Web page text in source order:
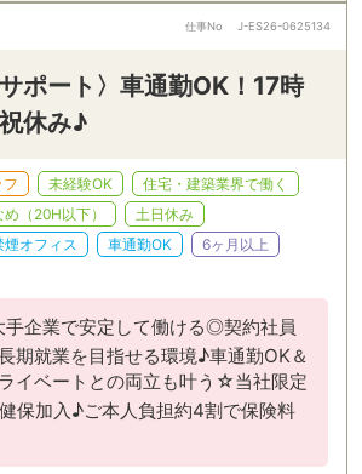
仕事No J-ES26-0625134
サポート〉車通勤OK！17時
休み♪
未経験OK
住宅・建築業界で働く
（20H以下）
土日休み
煙オフィス 車通勤OK 6ヶ月以上
企業で安定して働ける◎契約社員
期就業を目指せる環境♪車通勤OK＆
イベートとの両立も叶う☆当社限定
保加入♪ご本人負担約4割で保険料